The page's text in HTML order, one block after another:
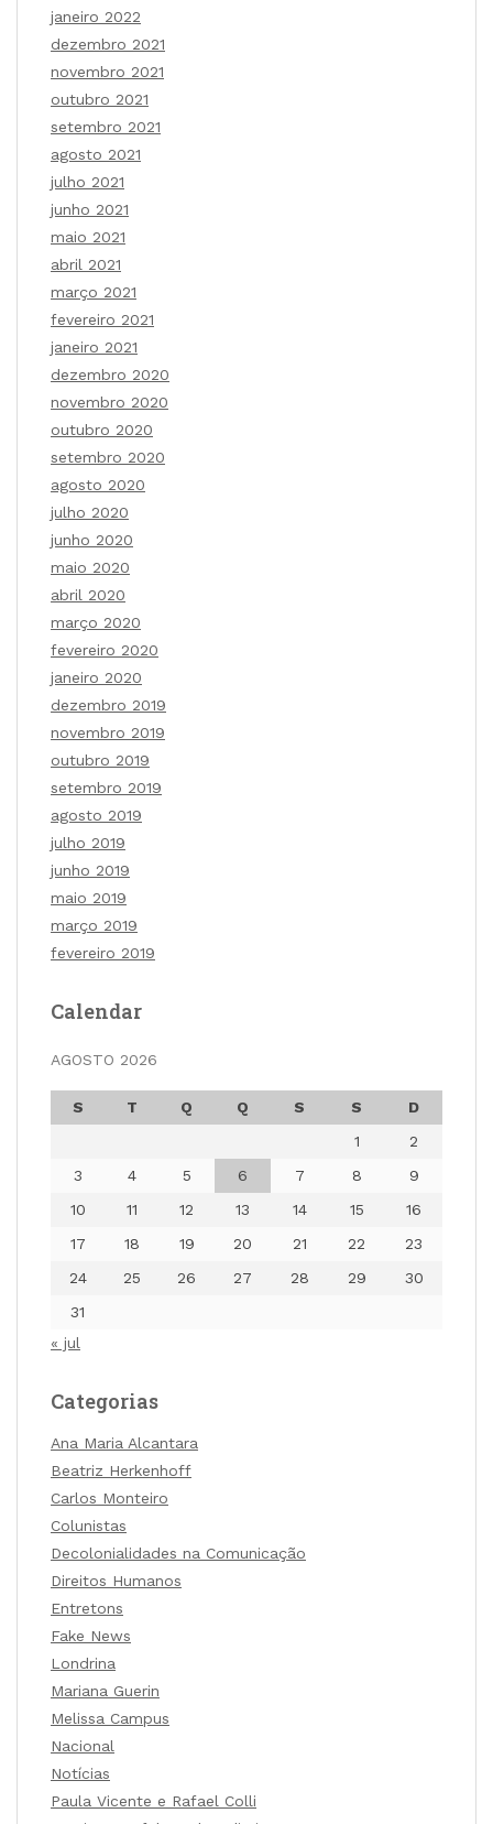
janeiro 2022
dezembro 2021
novembro 2021
outubro 2021
setembro 2021
agosto 2021
julho 2021
junho 2021
maio 2021
abril 2021
março 2021
fevereiro 2021
janeiro 2021
dezembro 2020
novembro 2020
outubro 2020
setembro 2020
agosto 2020
julho 2020
junho 2020
maio 2020
abril 2020
março 2020
fevereiro 2020
janeiro 2020
dezembro 2019
novembro 2019
outubro 2019
setembro 2019
agosto 2019
julho 2019
junho 2019
maio 2019
março 2019
fevereiro 2019
Calendar
AGOSTO 2026
S T Q Q S S
D
1
2
3
4 5 6 7 8
9
10
11 12 13 14 15
16
17
18 19 20 21 22
23
24
25 26 27 28 29
30
31
« jul
Categorias
Ana Maria Alcantara
Beatriz Herkenhoff
Carlos Monteiro
Colunistas
Decolonialidades na Comunicação
Direitos Humanos
Entretons
Fake News
Londrina
Mariana Guerin
Melissa Campus
Nacional
Notícias
Paula Vicente e Rafael Colli